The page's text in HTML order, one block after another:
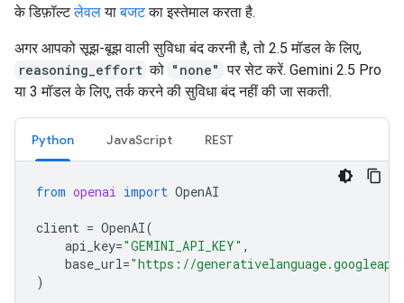
के डिफ़ॉल्टलेवलयाबजटका इस्तेमाल करता है.
अगर आपको सूझ-बूझ वाली सुविधा बंद करनी है, तो 2.5 मॉडल के लिए,
reasoning_effort को "none" पर सेट करें. Gemini 2.5 Pro
या 3 मॉडल के लिए, तर्क करने की सुविधा बंद नहीं की जा सकती.
Python JavaScript REST
from openai import OpenAI
client = OpenAI(
api_key="GEMINI_API_KEY" ,
base_url="https://
)